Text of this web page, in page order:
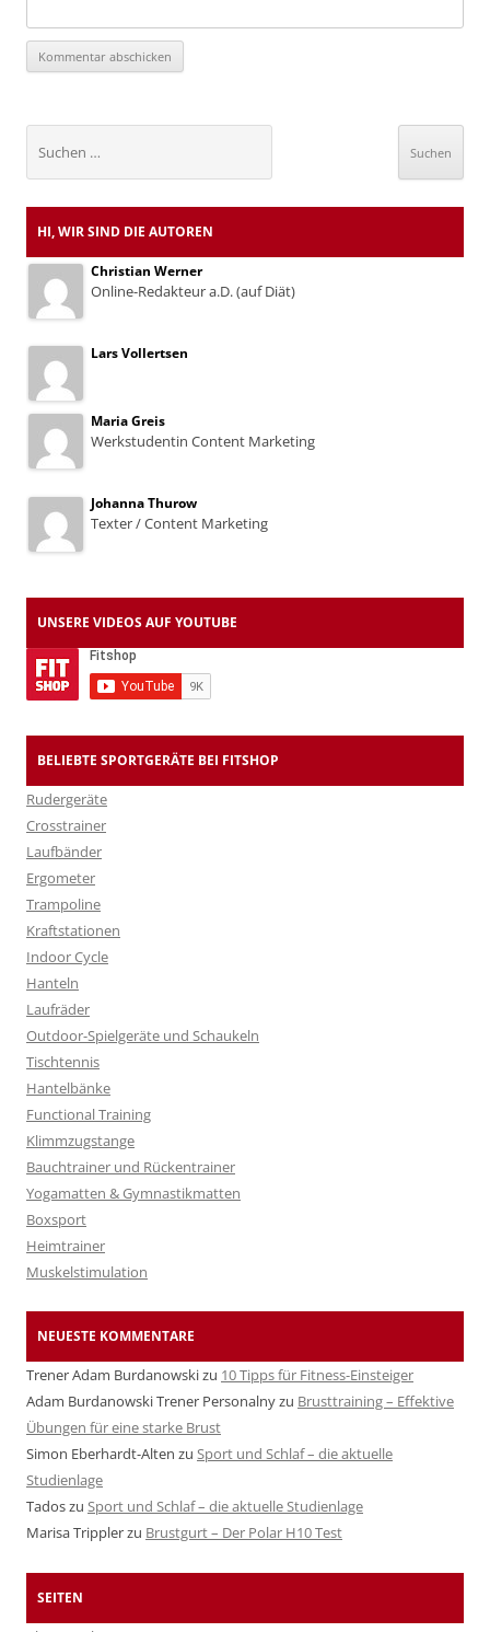
nach:
HI, WIR SIND DIE AUTOREN
Christian Werner
Online-Redakteur a.D. (auf Diät)
Lars Vollertsen
Maria Greis
Werkstudentin Content Marketing
Johanna Thurow
Texter / Content Marketing
UNSERE VIDEOS AUF YOUTUBE
BELIEBTE SPORTGERÄTE BEI FITSHOP
Rudergeräte
Crosstrainer
Laufbänder
Ergometer
Trampoline
Kraftstationen
Indoor Cycle
Hanteln
Laufräder
Outdoor-Spielgeräte und Schaukeln
Tischtennis
Hantelbänke
Functional Training
Klimmzugstange
Bauchtrainer und Rückentrainer
Yogamatten & Gymnastikmatten
Boxsport
Heimtrainer
Muskelstimulation
NEUESTE KOMMENTARE
Trener Adam Burdanowskizu 10 Tipps für Fitness-Einsteiger
Adam Burdanowski Trener Personalnyzu Brusttraining – Effektive
Übungen für eine starke Brust
Simon Eberhardt-Alten zu Sport und Schlaf – die aktuelle
Studienlage
Tadoszu Sport und Schlaf – die aktuelle Studienlage
Marisa Tripplerzu Brustgurt – Der Polar H10 Test
SEITEN